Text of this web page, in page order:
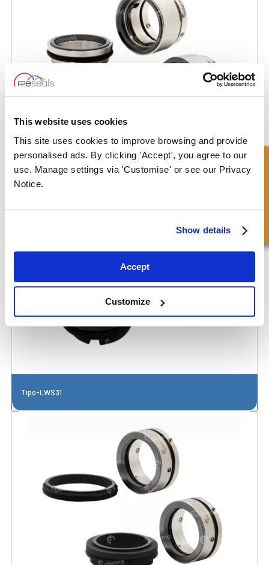
This website uses cookies
This site uses cookies to improve browsing and provide
personalised ads. By clicking 'Accept', you agree to our
use. Manage settings via 'Customise' or see our Privacy
Notice.
Show details
Accept
Customize
Tipo-LWS30/LWS30A
Tipo-LWS31
Richiesta Veloce